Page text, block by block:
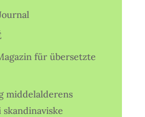
für übersetzte
middelalderens